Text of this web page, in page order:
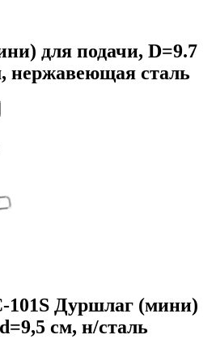
для подачи, D=9.7
нержавеющая сталь
101S Дуршлаг (мини)
см, н/сталь